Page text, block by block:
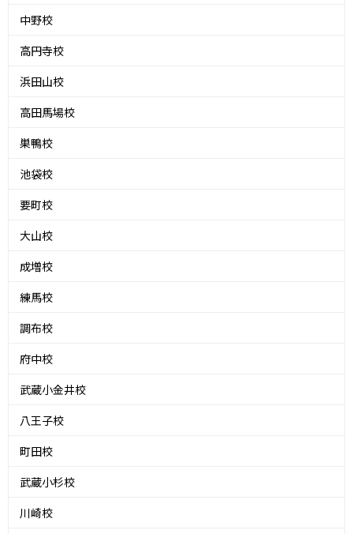
中野校
高円寺校
浜田山校
高田馬場校
巣鴨校
池袋校
要町校
大山校
成増校
練馬校
調布校
府中校
武蔵小金井校
八王子校
町田校
武蔵小杉校
川崎校